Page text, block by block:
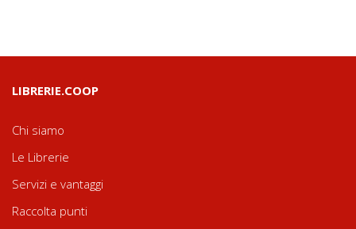
LIBRERIE.COOP
Chi siamo
Le Librerie
Servizi e vantaggi
Raccolta punti